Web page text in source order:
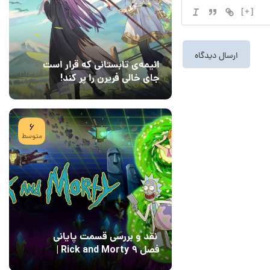
[+]
انیمه‌ی تابستانی که قرار است
جای خالی فریرن را پر کند!
08 مرداد 1405
6
متوسط
نقد و بررسی قسمت پایانی
فصل ۹ Rick and Morty |
پایان رویایی با Field of
15 04 مرداد 1405